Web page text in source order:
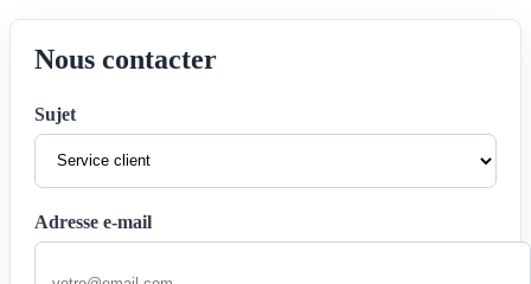
Nous contacter
Sujet
Adresse e-mail